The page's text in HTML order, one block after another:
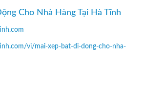
Cho Nhà Hàng Tại Hà Tĩnh
vi/mai-xep-bat-di-dong-cho-nha-